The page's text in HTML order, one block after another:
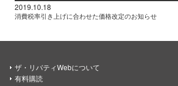
2019.10.18
消費税率引き上げに合わせた価格改定のお知らせ
ザ・リバティWebについて
有料購読